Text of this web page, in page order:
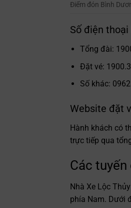
Điểm đón Bình
Số điện thoại
Tổng đài:
Đặt vé:
Số khác:
Website đặt
Hành khách có
trực tiếp qua
Các
Nhà Xe Lộc
phía Nam. Dưới